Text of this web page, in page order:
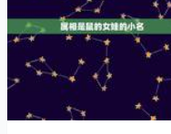
2、对94年属狗的朋友
合的搭配，婚后生活会
相，就有羊、龙、鸡和
蛇、鸡是比较适合的搭